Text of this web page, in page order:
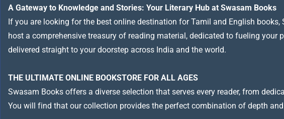
A Gateway to Knowledge and Stories: Your Literary Hub at Swasam Books
If you are looking for the best online destination for Tamil and English
host a comprehensive treasury of reading material, dedicated to fueling
delivered straight to your doorstep across India and the world.
THE ULTIMATE ONLINE BOOKSTORE FOR ALL AGES
Swasam Books offers a diverse selection that serves every reader, from
You will find that our collection provides the perfect combination of depth